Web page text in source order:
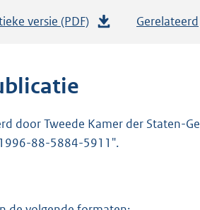
versie (PDF)
n
d
Gerelateerd
door Tweede Kamer der Staten-
88-5884-5911".